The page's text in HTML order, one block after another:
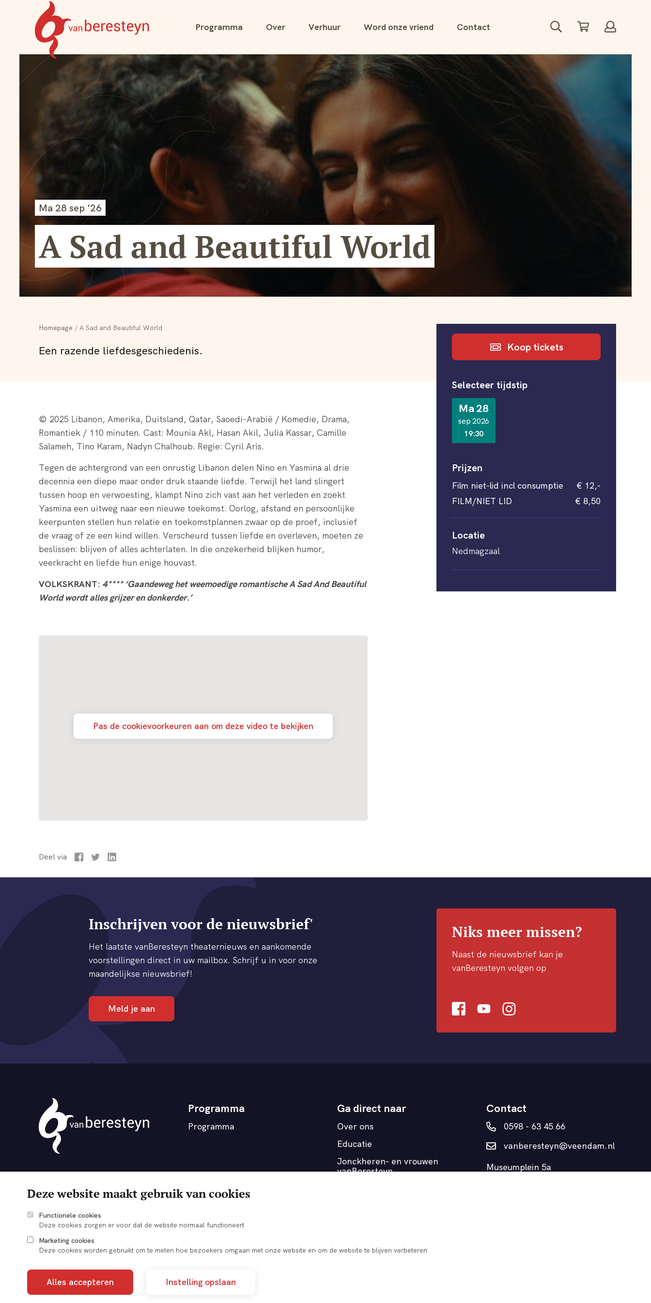
Navigatie
overslaan
Deze website maakt gebruik van cookies
Functionele cookies
Deze cookies zorgen er voor dat de website normaal functioneert
Marketing cookies
Deze cookies worden gebruikt om te meten hoe bezoekers omgaan met onze website en om de website te blijven verbeteren
Alles accepteren Instelling opslaan
Theater
vanBeresteyn
Programma Over Verhuur Word onze vriend Contact Zoeken Winkelwagen
Account
Ma 28 sep '26
A Sad and Beautiful World
Homepage A Sad and Beautiful World
Een razende liefdesgeschiedenis.
© 2025 Libanon, Amerika, Duitsland, Qatar, Saoedi-Arabië / Komedie, Drama,
Romantiek / 110 minuten. Cast: Mounia Akl, Hasan Akil, Julia Kassar, Camille
Salameh, Tino Karam, Nadyn Chalhoub. Regie: Cyril Aris.
Tegen de achtergrond van een onrustig Libanon delen Nino en Yasmina al drie
decennia een diepe maar onder druk staande liefde. Terwijl het land slingert
tussen hoop en verwoesting, klampt Nino zich vast aan het verleden en zoekt
Yasmina een uitweg naar een nieuwe toekomst. Oorlog, afstand en persoonlijke
keerpunten stellen hun relatie en toekomstplannen zwaar op de proef, inclusief
de vraag of ze een kind willen. Verscheurd tussen liefde en overleven, moeten ze
beslissen: blijven of alles achterlaten. In die onzekerheid blijken humor,
veerkracht en liefde hun enige houvast.
VOLKSKRANT: 4**** ‘Gaandeweg het weemoedige romantische A Sad And Beautiful
World wordt alles grijzer en donkerder.’
Pas de cookievoorkeuren aan om deze video te bekijken
Deel via Facebook
TwitterLinkedIn
Informatie
Koop tickets
Selecteer tijdstip
Ma 28
sep 2026
19:30
Prijzen
Film niet-lid incl consumptie
€ 12,-
FILM/NIET LID
€ 8,50
Locatie
Nedmagzaal
Niks meer missen?
Naast de nieuwsbrief kan je
vanBeresteyn volgen op
FacebookYoutubeInstagram
Inschrijven voor de nieuwsbrief'
Het laatste vanBeresteyn theaternieuws en aankomende
voorstellingen direct in uw mailbox. Schrijf u in voor onze
maandelijkse nieuwsbrief!
Meld je aan
Theater
vanBeresteyn
Programma
Programma
Ga direct naar
Over ons
Educatie
Jonckheren- en vrouwen
vanBeresteyn
Contact
0598 - 63 45 66
vanberesteyn@veendam.nl
Museumplein 5a
© 2026 vanBeresteyn Veendam